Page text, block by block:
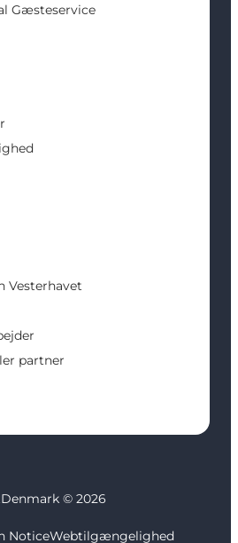
Gæsteservice
Vesterhavet
partner
© 2026
NoticeWebtilgængelighed